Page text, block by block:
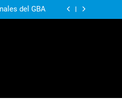
siempre”
del GBA
de Loto’
del GBA
de tierras a